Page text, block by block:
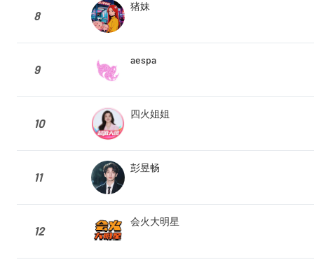
8
猪妹
9
aespa
10
四火姐姐
11
彭昱畅
12
会火大明星